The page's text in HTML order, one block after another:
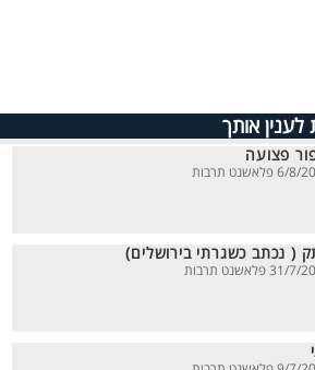
לענין אותך
פצועה
פלאשנט תרבות
( נכתב כשגרתי בירושלים)
פלאשנט תרבות